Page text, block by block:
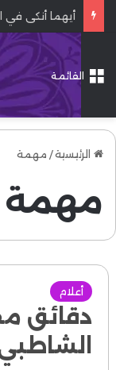
أيهما أنكى في
القائمة
الرئيسية/ مهمة
مهمة
أعلام
دقائق